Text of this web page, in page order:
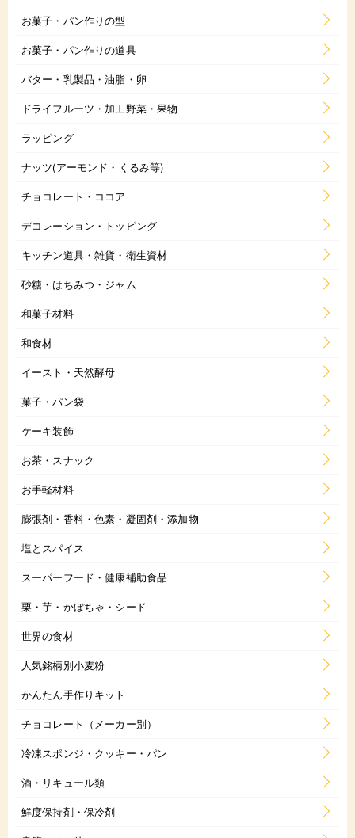
お菓子・パン作りの型
お菓子・パン作りの道具
バター・乳製品・油脂・卵
ドライフルーツ・加工野菜・果物
ラッピング
ナッツ(アーモンド・くるみ等)
チョコレート・ココア
デコレーション・トッピング
キッチン道具・雑貨・衛生資材
砂糖・はちみつ・ジャム
和菓子材料
和食材
イースト・天然酵母
菓子・パン袋
ケーキ装飾
お茶・スナック
お手軽材料
膨張剤・香料・色素・凝固剤・添加物
塩とスパイス
スーパーフード・健康補助食品
栗・芋・かぼちゃ・シード
世界の食材
人気銘柄別小麦粉
かんたん手作りキット
チョコレート（メーカー別）
冷凍スポンジ・クッキー・パン
酒・リキュール類
鮮度保持剤・保冷剤